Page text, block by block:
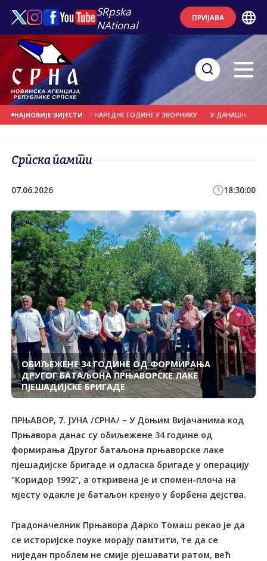
SRpska
NAtional
ПРИЈАВА
НАЈНОВИЈЕ ВИЈЕСТИ:
ЗЛОСТАВЉАНУ ДЕЦУ НАРЕДНЕ ГОДИНЕ У ЗВОРНИКУ У ДАНАШЊОЈ АКЦИЈИ
Српска памти
07.06.2026 18:30:00
ОБИЉЕЖЕНЕ 34 ГОДИНЕ ОД ФОРМИРАЊА
ДРУГОГ БАТАЉОНА ПРЊАВОРСКЕ ЛАКЕ
ПЈЕШАДИЈСКЕ БРИГАДЕ
ПРЊАВОР, 7. ЈУНА /СРНА/ – У Доњим Вијачанима код
Прњавора данас су обиљежене 34 године од
формирања Другог батаљона прњаворске лаке
пјешадијске бригаде и одласка бригаде у операцију
"Коридор 1992", а откривена је и спомен-плоча на
мјесту одакле је батаљон кренуо у борбена дејства.
Градоначелник Прњавора Дарко Томаш рекао је да
се историјске поуке морају памтити, те да се
ниједан проблем не смије рјешавати ратом, већ